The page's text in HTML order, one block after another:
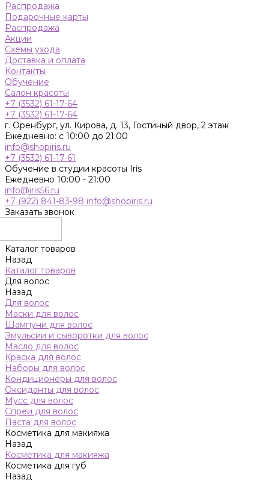
Распродажа
Подарочные карты
Распродажа
Акции
Схемы ухода
Доставка и оплата
Контакты
Обучение
Салон красоты
+7 (3532) 61-17-64
+7 (3532) 61-17-64
г. Оренбург, ул. Кирова, д. 13, Гостиный двор, 2 этаж
Ежедневно: с 10:00 до 21:00
info@shopiris.ru
+7 (3532) 61-17-61
Обучение в студии красоты Iris
Ежедневно 10:00 - 21:00
info@iris56.ru
+7 (922) 841-83-98 info@shopiris.ru
Заказать звонок
Каталог товаров
Назад
Каталог товаров
Для волос
Назад
Для волос
Маски для волос
Шампуни для волос
Эмульсии и сыворотки для волос
Масло для волос
Краска для волос
Наборы для волос
Кондиционеры для волос
Оксиданты для волос
Мусс для волос
Спреи для волос
Паста для волос
Косметика для макияжа
Назад
Косметика для макияжа
Косметика для губ
Назад